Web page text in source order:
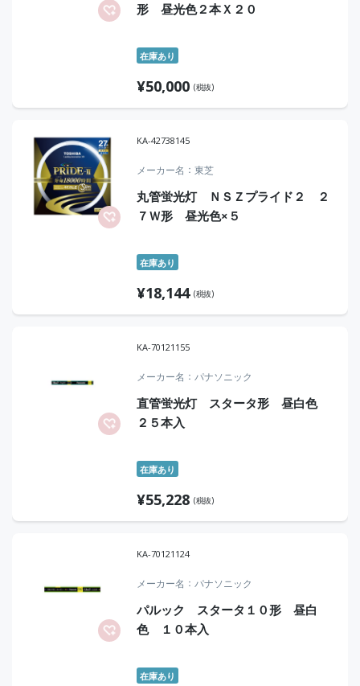
形 昼光色２本Ｘ２０
在庫あり
¥50,000 (税抜)
KA-42738145
メーカー名 東芝
丸管蛍光灯 ＮＳＺプライド２ ２
７Ｗ形 昼光色×５
在庫あり
¥18,144 (税抜)
KA-70121155
メーカー名 パナソニック
直管蛍光灯 スタータ形 昼白色
２５本入
在庫あり
¥55,228 (税抜)
KA-70121124
メーカー名 パナソニック
パルック スタータ１０形 昼白
色 １０本入
在庫あり